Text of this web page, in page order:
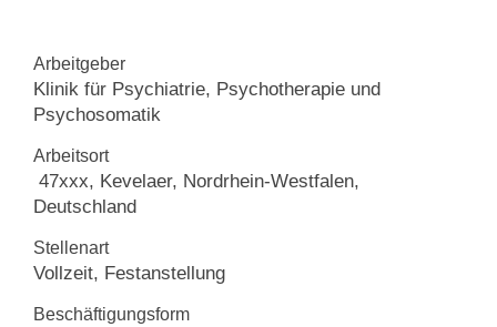
Arbeitgeber
Klinik für Psychiatrie, Psychotherapie und
Psychosomatik
Arbeitsort
47xxx, Kevelaer, Nordrhein-Westfalen,
Deutschland
Stellenart
Vollzeit, Festanstellung
Beschäftigungsform